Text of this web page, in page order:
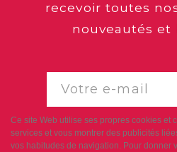
recevoir toutes
nouveautés et
Ce site Web utilise ses propres cookies et
services et vous montrer des publicités
vos habitudes de navigation. Pour donner